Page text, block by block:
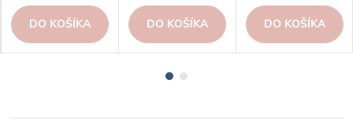
DO KOŠÍKA DO KOŠÍKA DO KOŠÍKA